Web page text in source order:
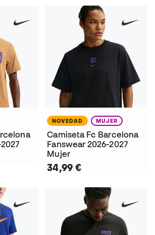
NOVEDAD MUJER
Camiseta Fc Barcelona
Fanswear 2026-2027
Mujer
34,99 €